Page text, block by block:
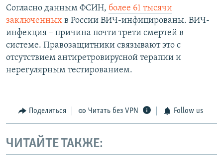
Согласно данным ФСИН, более 61 тысячи
заключенных в России ВИЧ-инфицированы. ВИЧ-
инфекция – причина почти трети смертей в
системе. Правозащитники связывают это с
отсутствием антиретровирусной терапии и
нерегулярным тестированием.
Поделиться Читать без VPN Follow us
ЧИТАЙТЕ ТАКЖЕ: